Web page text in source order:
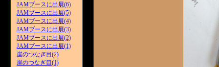
JAMブースに出展(6)
JAMブースに出展(5)
JAMブースに出展(4)
JAMブースに出展(3)
JAMブースに出展(2)
JAMブースに出展(1)
崖のつなぎ目(2)
崖のつなぎ目(1)